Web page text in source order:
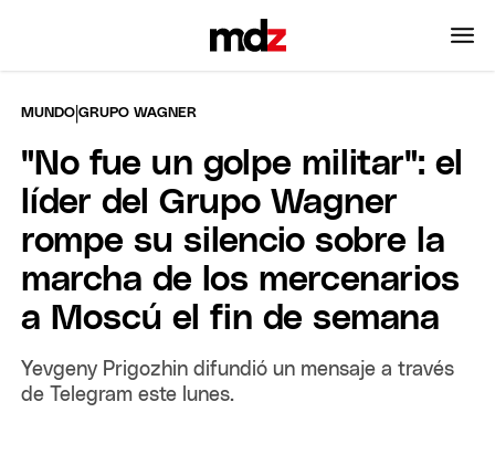
MUNDO |GRUPO WAGNER
"No fue un golpe militar": el
líder del Grupo Wagner
rompe su silencio sobre la
marcha de los mercenarios
a Moscú el fin de semana
Yevgeny Prigozhin difundió un mensaje a través
de Telegram este lunes.